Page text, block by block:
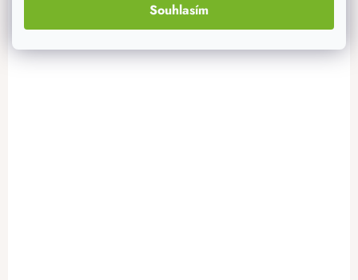
Souhlasím